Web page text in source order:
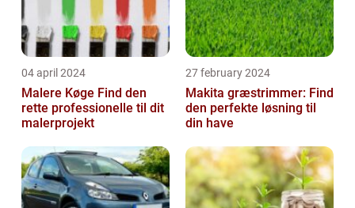
04 april 2024
Malere Køge Find den
rette professionelle til dit
malerprojekt
27 february 2024
Makita græstrimmer: Find
den perfekte løsning til
din have